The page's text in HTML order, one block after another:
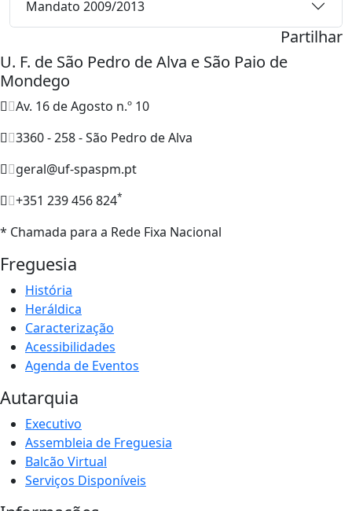
Mandato 2009/2013
Partilhar
U. F. de São Pedro de Alva e São Paio de
Mondego
Av. 16 de Agosto n.º 10
3360 - 258 - São Pedro de Alva
geral@uf-spaspm.pt
+351 239 456 824*
* Chamada para a Rede Fixa Nacional
Freguesia
História
Heráldica
Caracterização
Acessibilidades
Agenda de Eventos
Autarquia
Executivo
Assembleia de Freguesia
Balcão Virtual
Serviços Disponíveis